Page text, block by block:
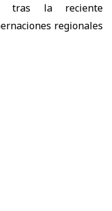
tras la reciente
regionales